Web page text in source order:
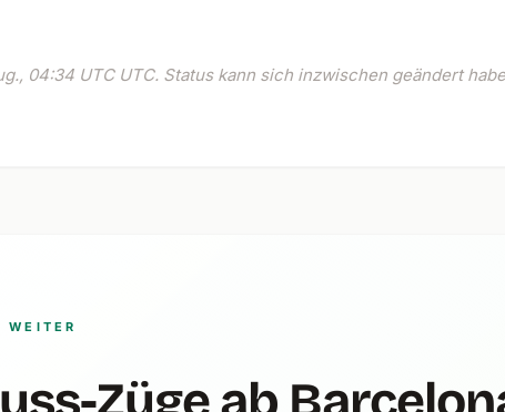
04:34 UTC UTC. Status kann sich inzwischen geändert